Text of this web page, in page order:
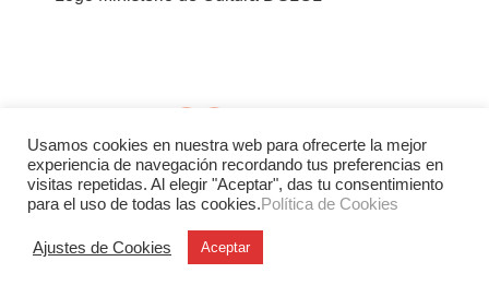
Usamos cookies en nuestra web para ofrecerte la mejor
experiencia de navegación recordando tus preferencias en
visitas repetidas. Al elegir "Aceptar", das tu consentimiento
para el uso de todas las cookies.Política de Cookies
Ajustes de Cookies Aceptar